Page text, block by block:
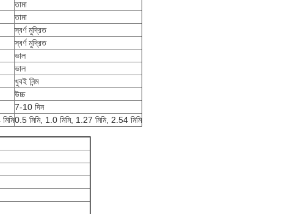
তামা
তামা
স্বর্ণ মুদ্রিত
স্বর্ণ মুদ্রিত
ভাল
ভাল
খুবই নিন্ম
উচ্চ
7-10 দিন
0.5 মিমি, 1.0 মিমি, 1.27 মিমি, 2.54 মিমি